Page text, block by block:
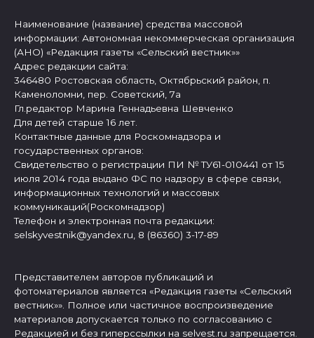
Наименование (название) средства массовой
информации: Автономная некоммерческая организация
(АНО) «Редакция газеты «Сельский вестник»»
Адрес редакции сайта:
346480 Ростовская область, Октябрьский район, п.
Каменоломни, пер. Советский, 7а
Гл.редактор Марина Геннадьевна Шевченко
Для детей старше 16 лет.
Контактные данные для Роскомнадзора и
государственных органов:
Свидетельство о регистрации ПИ № ТУ61-010441 от 15
июля 2014 года выдано ФС по надзору в сфере связи,
информационных технологий и массовых
коммуникаций(Роскомнадзор)
Телефон и электронная почта редакции:
selskyvestnik@yandex.ru, 8 (86360) 3-17-89
Представителем авторов публикаций и
фотоматериалов является «Редакция газеты «Сельский
вестник»». Полное или частичное воспроизведение
материалов допускается только по согласованию с
Редакцией и без гиперссылки на selvest.ru запрещается.